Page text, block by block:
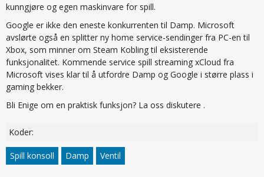
kunngjøre og egen maskinvare for spill.
Google er ikke den eneste konkurrenten til Damp. Microsoft
avslørte også en splitter ny home service-sendinger fra PC-en til
Xbox, som minner om Steam Kobling til eksisterende
funksjonalitet. Kommende service spill streaming xCloud fra
Microsoft vises klar til å utfordre Damp og Google i større plass i
gaming bekker.
Bli Enige om en praktisk funksjon? La oss diskutere .
Koder:
Spill konsoll Damp Ventil